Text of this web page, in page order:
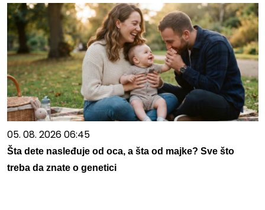
05. 08. 2026 06:45
Šta dete nasleđuje od oca, a šta od majke? Sve što
treba da znate o genetici